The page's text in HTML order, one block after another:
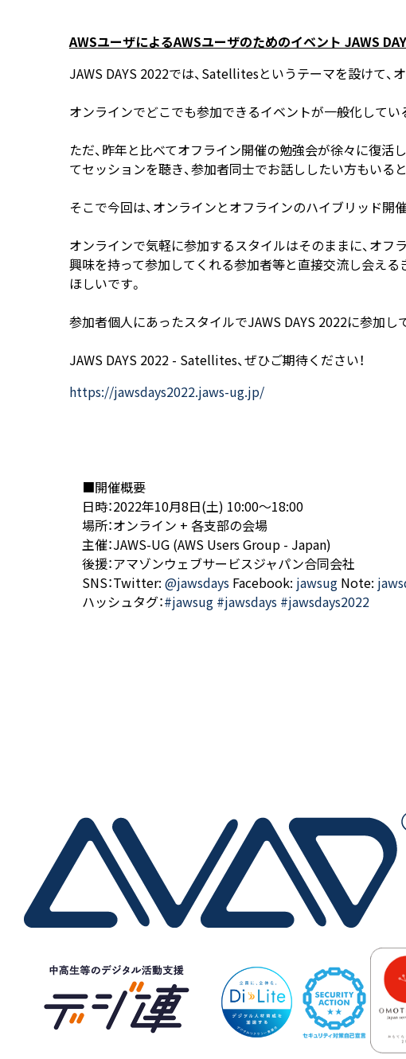
AWSユーザによるAWSユーザのためのイベント JAWS
JAWS DAYS 2022では、Satellitesというテーマを設けて
オンラインでどこでも参加できるイベントが一般化して
ただ、昨年と比べてオフライン開催の勉強会が徐々に復
てセッションを聴き、参加者同士でお話ししたい方もいる
そこで今回は、オンラインとオフラインのハイブリッド開
オンラインで気軽に参加するスタイルはそのままに、オ
興味を持って参加してくれる参加者等と直接交流し会え
ほしいです。
参加者個人にあったスタイルでJAWS DAYS 2022に参加し
JAWS DAYS 2022 - Satellites、ぜひご期待ください！
https://jawsdays2022.jaws-ug.jp/
■開催概要
日時：2022年10月8日(土) 10:00〜18:00
場所：オンライン + 各支部の会場
主催：JAWS-UG (AWS Users Group - Japan)
後援：アマゾンウェブサービスジャパン合同会社
SNS：Twitter: @jawsdays Facebook: jawsug Note:
ハッシュタグ：#jawsug #jawsdays #jawsdays2022